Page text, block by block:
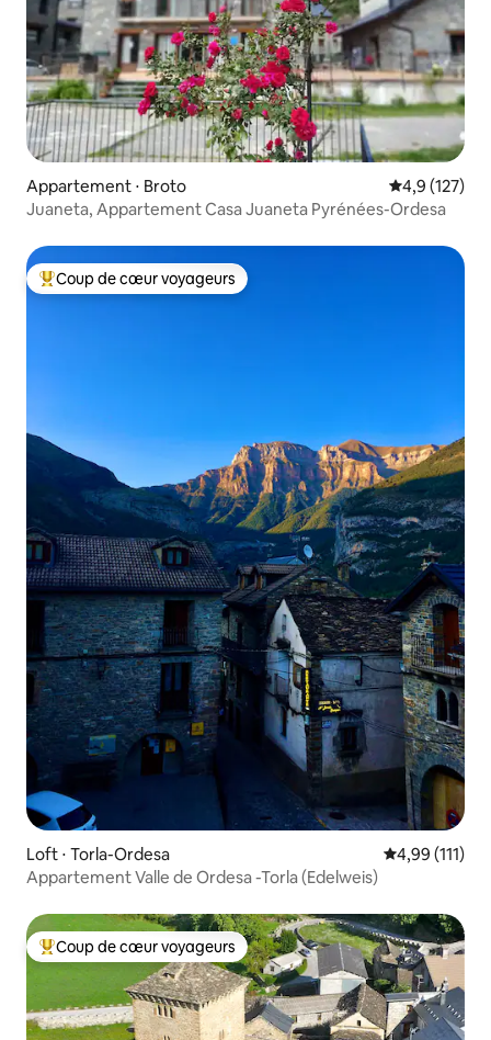
Appartement ⋅ Broto Évaluation
4,9 (127)
Juaneta, Appartement Casa Juaneta Pyrénées-Ordesa
Coups de cœur voyageurs les plus appréciés
Coup de cœur voyageurs
Loft ⋅ Torla-Ordesa Évaluation
4,99 (111)
Appartement Valle de Ordesa -Torla (Edelweis)
Coups de cœur voyageurs les plus appréciés
Coup de cœur voyageurs